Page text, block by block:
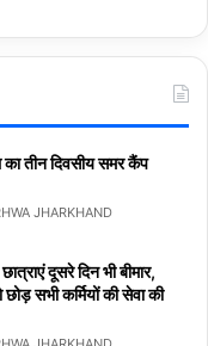
तीन दिवसीय समर कैंप
JHARKHAND
दूसरे दिन भी बीमार,
सभी कर्मियों की सेवा की